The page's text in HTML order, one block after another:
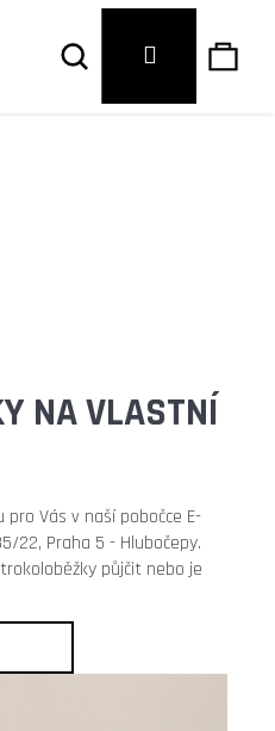
Hledat Přihlášení
NA VLASTNÍ
Vás v naší pobočce E-
22, Praha 5 - Hlubočepy.
půjčit nebo je
Následující